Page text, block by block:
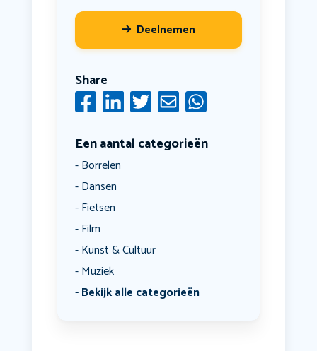
Deelnemen
Share
Een aantal categorieën
Borrelen
Dansen
Fietsen
Film
Kunst & Cultuur
Muziek
Bekijk alle categorieën